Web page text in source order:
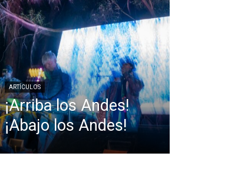
ARTÍCULOS
¡Arriba los Andes!
¡Abajo los Andes!